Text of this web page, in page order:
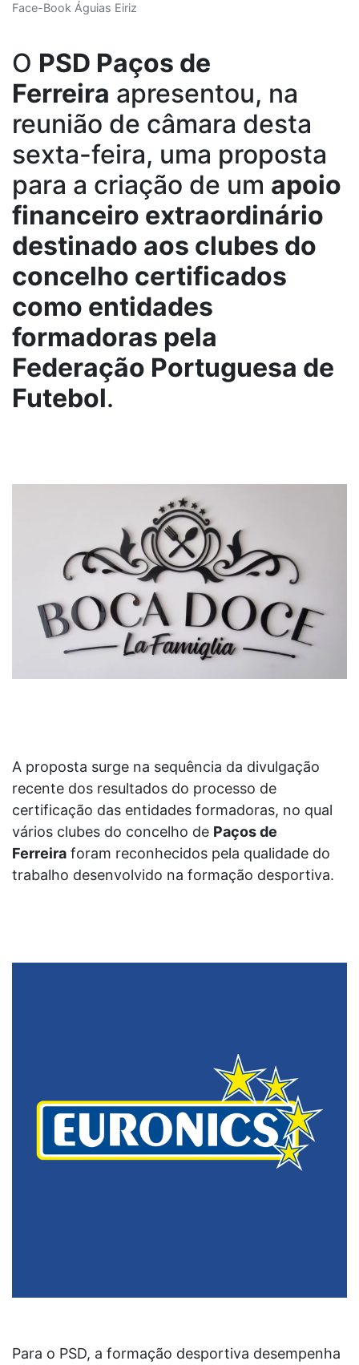
Face-Book Águias Eiriz
O PSD Paços de
Ferreira apresentou, na
reunião de câmara desta
sexta-feira, uma proposta
para a criação de um apoio
financeiro extraordinário
destinado aos clubes do
concelho certificados
como entidades
formadoras pela
Federação Portuguesa de
Futebol.
A proposta surge na sequência da divulgação
recente dos resultados do processo de
certificação das entidades formadoras, no qual
vários clubes do concelho de Paços de
Ferreira foram reconhecidos pela qualidade do
trabalho desenvolvido na formação desportiva.
Para o PSD, a formação desportiva desempenha